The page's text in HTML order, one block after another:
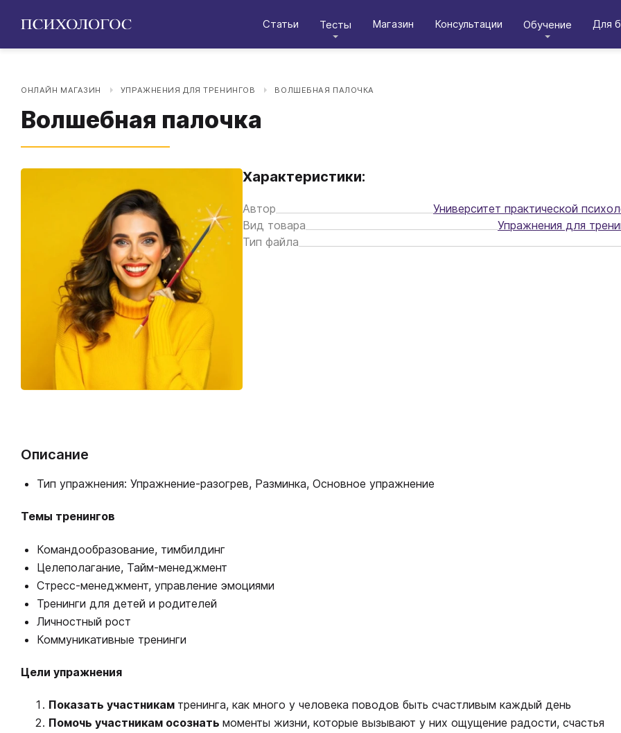
Статьи Тесты Магазин Консультации Обучение Для
ОНЛАЙН МАГАЗИН УПРАЖНЕНИЯ ДЛЯ ТРЕНИНГОВ ВОЛШЕБНАЯ ПАЛОЧКА
Волшебная палочка
Характеристики:
Автор
Университет практической
Вид товара
Упражнения для
Тип файла
Описание
Тип упражнения: Упражнение-разогрев, Разминка, Основное упражнение
Темы тренингов
Командообразование, тимбилдинг
Целеполагание, Тайм-менеджмент
Стресс-менеджмент, управление эмоциями
Тренинги для детей и родителей
Личностный рост
Коммуникативные тренинги
Цели упражнения
Показать участникам тренинга, как много у человека поводов быть счастливым каждый день
Помочь участникам осознать моменты жизни, которые вызывают у них ощущение радости, счастья